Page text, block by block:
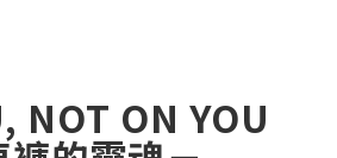
NOT ON YOU